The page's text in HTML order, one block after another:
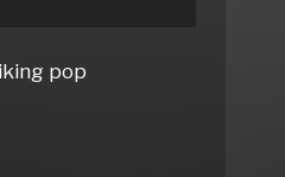
pop